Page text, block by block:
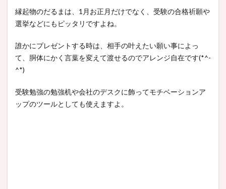
縁起物のだるまは、1月お正月だけでなく、受験の合格祈願や
選挙などにもピッタリですよね。
誰かにプレゼントする時は、相手の叶えたい願い事によっ
て、胴体にかく言葉を変えて渡せるのでアレンジ自在です(*^-
^*)
受験勉強の勉強机や会社のデスクに飾ってモチベーションア
ップのツールとしても使えますよ。